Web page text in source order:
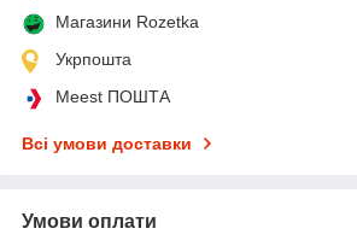
Магазини Rozetka
Укрпошта
Meest ПОШТА
Всі умови доставки
Умови оплати